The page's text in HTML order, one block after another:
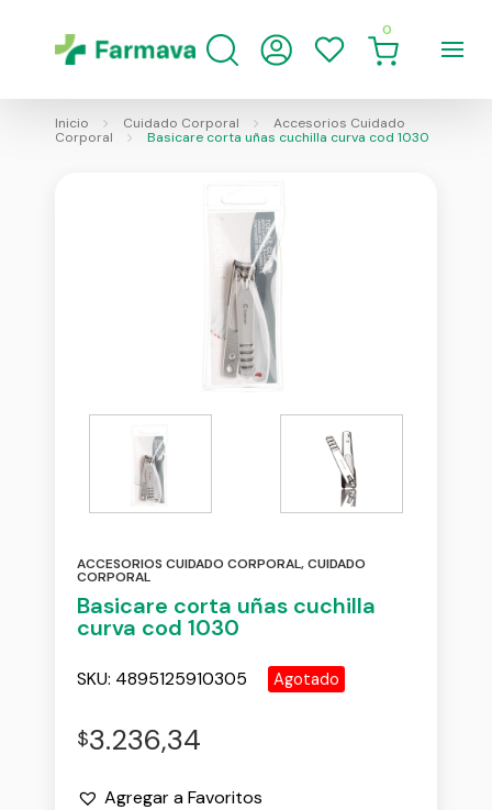
0
Inicio Cuidado Corporal
Accesorios Cuidado
Corporal
Basicare corta uñas cuchilla curva cod 1030
ACCESORIOS CUIDADO CORPORAL,CUIDADO
CORPORAL
Basicare corta uñas cuchilla
curva cod 1030
SKU: 4895125910305 Agotado
$3.236,34
Agregar a Favoritos